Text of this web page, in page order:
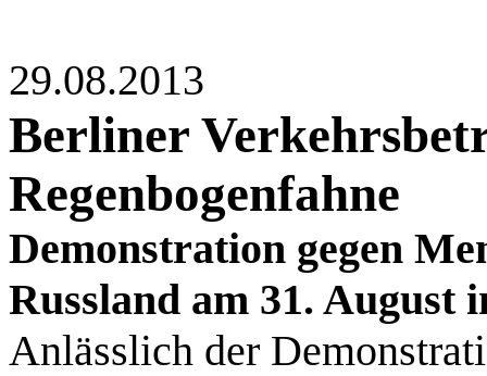
29.08.2013
Berliner
Regenbogenfahne
Demonstration gegen
Russland am 31. August
Anlässlich der